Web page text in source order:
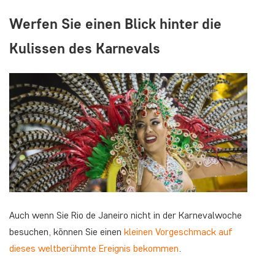
Werfen Sie einen Blick hinter die
Kulissen des Karnevals
Auch wenn Sie Rio de Janeiro nicht in der Karnevalwoche
besuchen, können Sie einen kleinen Vorgeschmack auf
dieses weltberühmte Ereignis bekommen.